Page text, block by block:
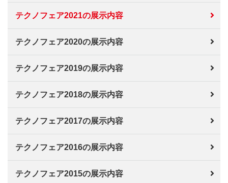
テクノフェア2021の展示内容
テクノフェア2020の展示内容
テクノフェア2019の展示内容
テクノフェア2018の展示内容
テクノフェア2017の展示内容
テクノフェア2016の展示内容
テクノフェア2015の展示内容